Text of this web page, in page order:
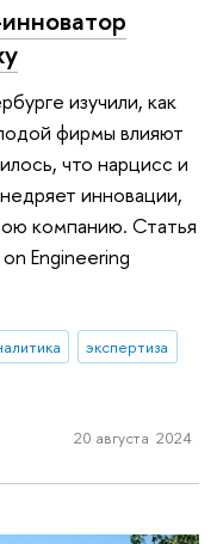
изучили, как
фирмы влияют
что нарцисс и
инновации,
компанию. Статья
on Engineering
экспертиза
20 августа 2024